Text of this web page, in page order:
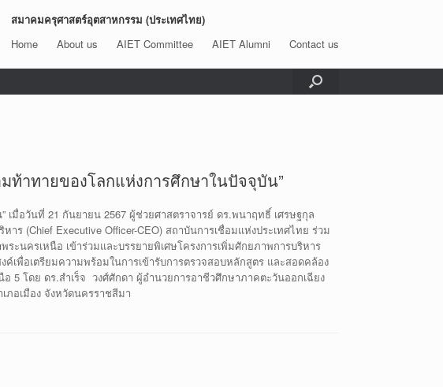
สมาคมครุศาสตร์อุตสาหกรรม (ประเทศไทย)
Home
About us AIET Committee AIET Alumni Contact us
ท้าทายของโลกแห่งการศึกษาในปัจจุบัน”
มื่อวันที่ 21 กันยายน 2567 ผู้ช่วยศาสตราจารย์ ดร.พนาฤทธิ์ เศรษฐกุล
(Chief Executive Officer-CEO) สถาบันการเชื่อมแห่งประเทศไทย ร่วม
นครเหนือ เข้าร่วมและบรรยายพิเศษโครงการเพิ่มศักยภาพการบริหาร
พื่อเตรียมความพร้อมในการเข้ารับการตรวจสอบหลักสูตร และสอดคล้อง
โดย ดร.สำเร็จ วงศ์ศักดา ผู้อำนวยการอาชีวศึกษาภาคตะวันออกเฉียง
ภอเมือง จังหวัดนครราชสีมา